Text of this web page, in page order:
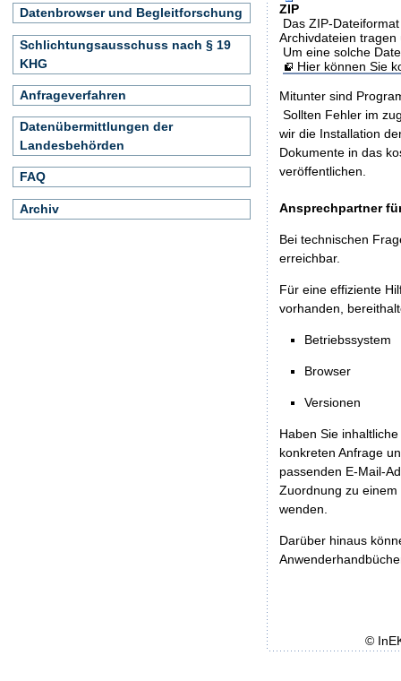
ZIP
Das ZIP-
Archivdateien
Um eine solche
Hier können Sie
Mitunter sind
Sollten Fehler im
wir die Installation
Dokumente in das
veröffentlichen.
Ansprechpartner
Bei technischen
erreichbar.
Für eine effiziente
vorhanden,
Betriebssystem
Browser
Versionen
Haben Sie
konkreten Anfrage
passenden E-Mail-
Zuordnung zu
wenden.
Darüber hinaus
Datenbrowser und Begleitforschung
Schlichtungsausschuss nach § 19
KHG
Anfrageverfahren
Datenübermittlungen der
Landesbehörden
FAQ
Archiv
©